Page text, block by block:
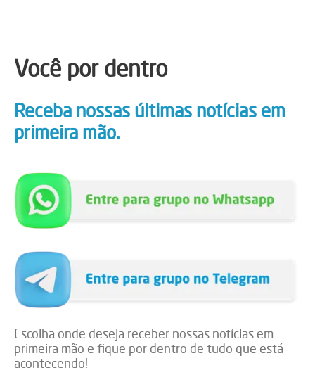
Você por dentro
Receba nossas últimas notícias em
primeira mão.
Escolha onde deseja receber nossas notícias em
primeira mão e fique por dentro de tudo que está
acontecendo!